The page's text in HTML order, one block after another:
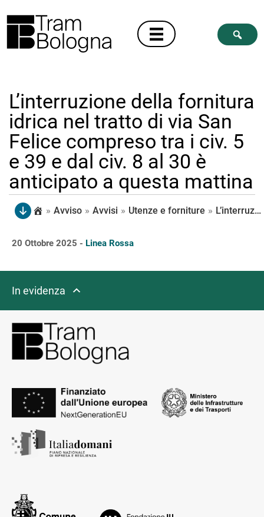
L’interruzione della fornitura
idrica nel tratto di via San
Felice compreso tra i civ. 5
e 39 e dal civ. 8 al 30 è
anticipato a questa mattina
» Avviso » Avvisi » Utenze e forniture » L’interruzione della fornitura idrica nel tratto di via San Felice compreso tra i civ. 5 e 39 e dal civ. 8 al 30 è anticipato a questa mattina
20 Ottobre 2025 - Linea Rossa
In evidenza